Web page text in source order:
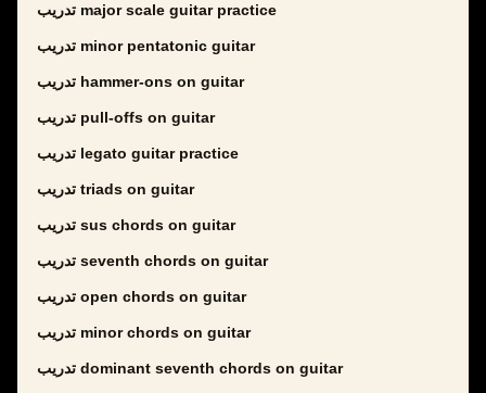
تدريب major scale guitar practice
تدريب minor pentatonic guitar
تدريب hammer-ons on guitar
تدريب pull-offs on guitar
تدريب legato guitar practice
تدريب triads on guitar
تدريب sus chords on guitar
تدريب seventh chords on guitar
تدريب open chords on guitar
تدريب minor chords on guitar
تدريب dominant seventh chords on guitar